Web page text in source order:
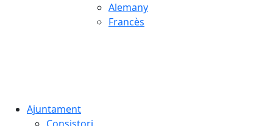
Alemany
Francès
Ajuntament